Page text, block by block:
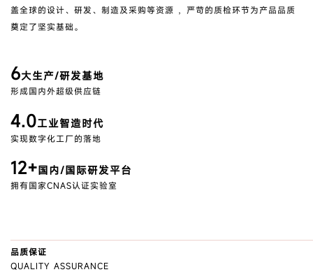
盖全球的设计、研发、制造及采购等资源 ，严苛的质检环节为产品品质
奠定了坚实基础。
6大生产/研发基地
形成国内外超级供应链
4.0工业智造时代
实现数字化工厂的落地
12+国内/国际研发平台
拥有国家CNAS认证实验室
品质保证
QUALITY ASSURANCE